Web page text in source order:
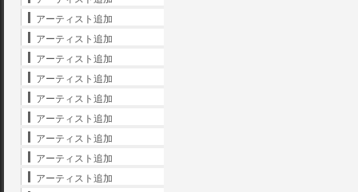
アーティスト追加
アーティスト追加
アーティスト追加
アーティスト追加
アーティスト追加
アーティスト追加
アーティスト追加
アーティスト追加
アーティスト追加